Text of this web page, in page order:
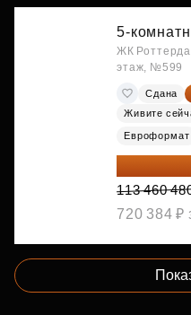
5-
ЖК
этаж, №599
Сдана
Живите
Евроформат
95 306
113 460
720 384 ₽